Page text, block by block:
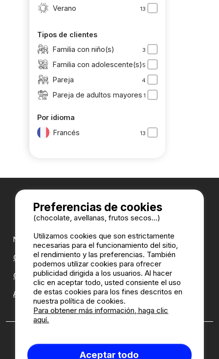
Verano
13
Tipos de clientes
Familia con niño(s)
3
Familia con adolescente(s)5
Pareja 4
Pareja de adultos mayores 1
Por idioma
Francés
13
Nuestros partners:
CampingDirect
CampingStreetView
ANUARIO DE LOS CAMPINGS
reseñas
Preferencias de cookies
(chocolate, avellanas, frutos secos...)
Utilizamos cookies que son estrictamente
necesarias para el funcionamiento del sitio,
el rendimiento y las preferencias. También
podemos utilizar cookies para ofrecer
publicidad dirigida a los usuarios. Al hacer
clic en aceptar todo, usted consiente el uso
de estas cookies para los fines descritos en
nuestra política de cookies.
Para obtener más información, haga clic
aquí.
Aceptar todo